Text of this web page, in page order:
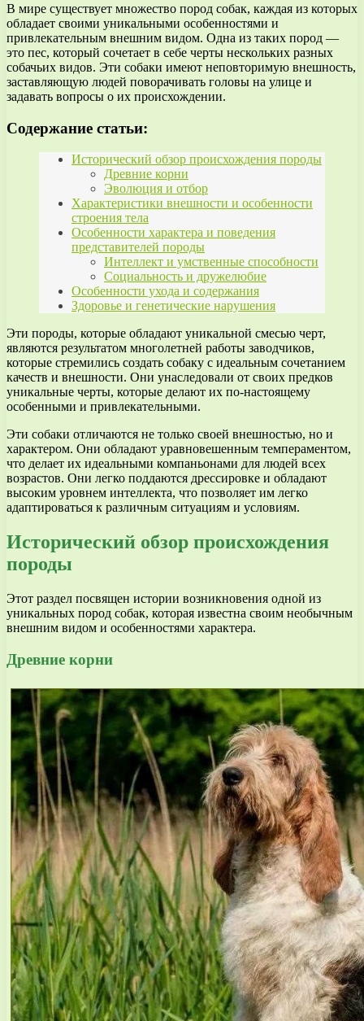
В мире существует множество пород собак, каждая из которых
обладает своими уникальными особенностями и
привлекательным внешним видом. Одна из таких пород —
это пес, который сочетает в себе черты нескольких разных
собачьих видов. Эти собаки имеют неповторимую внешность,
заставляющую людей поворачивать головы на улице и
задавать вопросы о их происхождении.
Содержание статьи:
Исторический обзор происхождения породы
Древние корни
Эволюция и отбор
Характеристики внешности и особенности
строения тела
Особенности характера и поведения
представителей породы
Интеллект и умственные способности
Социальность и дружелюбие
Особенности ухода и содержания
Здоровье и генетические нарушения
Эти породы, которые обладают уникальной смесью черт,
являются результатом многолетней работы заводчиков,
которые стремились создать собаку с идеальным сочетанием
качеств и внешности. Они унаследовали от своих предков
уникальные черты, которые делают их по-настоящему
особенными и привлекательными.
Эти собаки отличаются не только своей внешностью, но и
характером. Они обладают уравновешенным темпераментом,
что делает их идеальными компаньонами для людей всех
возрастов. Они легко поддаются дрессировке и обладают
высоким уровнем интеллекта, что позволяет им легко
адаптироваться к различным ситуациям и условиям.
Исторический обзор происхождения
породы
Этот раздел посвящен истории возникновения одной из
уникальных пород собак, которая известна своим необычным
внешним видом и особенностями характера.
Древние корни